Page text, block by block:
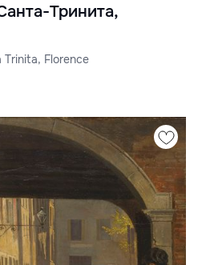
Тринита,
Trinita, Florence